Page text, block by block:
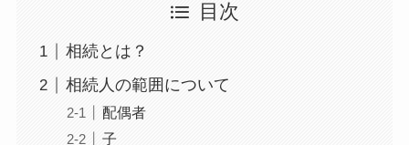
目次
相続とは？
相続人の範囲について
配偶者
子